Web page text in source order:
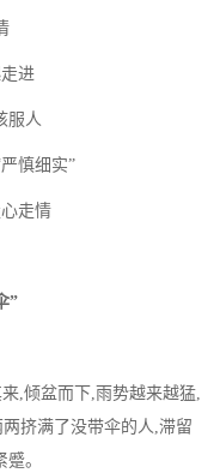
进
服人
慎细实”
走情
”
,倾盆而下,雨势越来越猛,
挤满了没带伞的人,滞留
。